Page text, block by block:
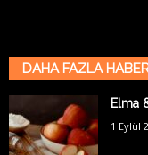
DAHA FAZLA
Elma
1 Eylül